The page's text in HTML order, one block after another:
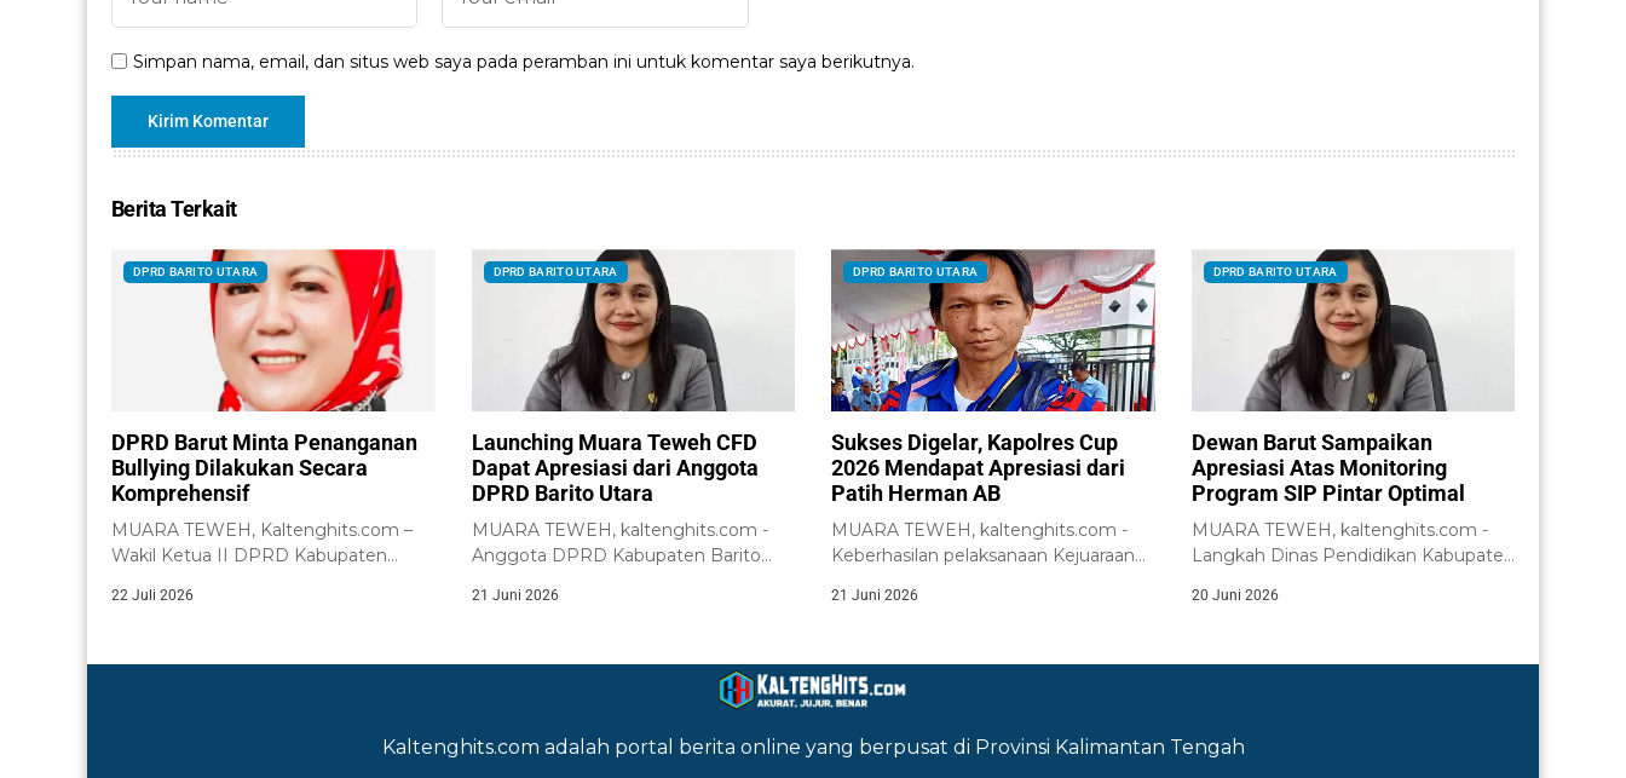
Simpan nama, email, dan situs web saya pada peramban ini untuk komentar saya berikutnya.
Berita Terkait
DPRD BARITO UTARA
DPRD Barut Minta Penanganan
Bullying Dilakukan Secara
Komprehensif
MUARA TEWEH, Kaltenghits.com –
Wakil Ketua II DPRD Kabupaten
22 Juli 2026
DPRD BARITO UTARA
Launching Muara Teweh CFD
Dapat Apresiasi dari Anggota
DPRD Barito Utara
MUARA TEWEH, kaltenghits.com -
Anggota DPRD Kabupaten Barito
21 Juni 2026
DPRD BARITO UTARA
Sukses Digelar, Kapolres Cup
2026 Mendapat Apresiasi dari
Patih Herman AB
MUARA TEWEH, kaltenghits.com -
Keberhasilan pelaksanaan Kejuaraan
21 Juni 2026
DPRD BARITO UTARA
Dewan Barut Sampaikan
Apresiasi Atas Monitoring
Program SIP Pintar Optimal
MUARA TEWEH, kaltenghits.com -
Langkah Dinas Pendidikan Kabupaten
monitoring...
20 Juni 2026
Kaltenghits.com adalah portal berita online yang berpusat di Provinsi Kalimantan Tengah